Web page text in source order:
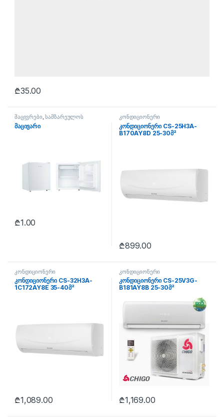
₾35.00
მაცივრები,სამზარეულოს
ტექნიკა
მაცივარი
₾1.00
კონდიციონერი
კონდიციონერი CS-25H3A-
B170AY8D 25-30მ²
₾899.00
კონდიციონერი
კონდიციონერი CS-32H3A-
1C172AY8E 35-40მ²
₾1,089.00
კონდიციონერი
კონდიციონერი CS-25V3G-
B181AY8B 25-30მ²
₾1,169.00